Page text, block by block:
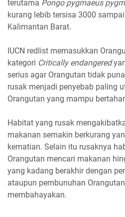
terutama Pongo pygmaeus
kurang lebib tersisa 3000
Kalimantan Barat.
IUCN redlist memasukkan
kategori Critically endangered
serius agar Orangutan tidak
rusak menjadi penyebab paling
Orangutan yang mampu
Habitat yang rusak
makanan semakin berkurang
kematian. Selain itu rusaknya
Orangutan mencari makanan
yang kadang berakhir dengan
ataupun pembunuhan
membahayakan.